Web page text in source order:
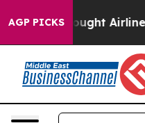
AGP PICKS
Airline Data to